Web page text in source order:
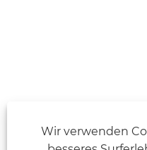
Wir verwenden